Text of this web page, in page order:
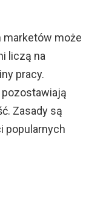
marketów może
liczą na
pracy.
Zasady są
popularnych